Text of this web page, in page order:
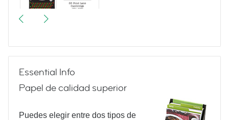
More Vintage Typewriters
Essential Info
Papel de calidad superior
Puedes elegir entre dos tipos de